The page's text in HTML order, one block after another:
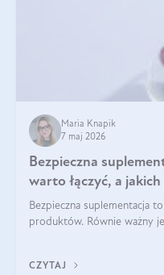
Maria Knapik
7 maj 2026
Bezpieczna
warto łączyć, a
Bezpieczna suplementacja
produktów. Równie ważny
CZYTAJ